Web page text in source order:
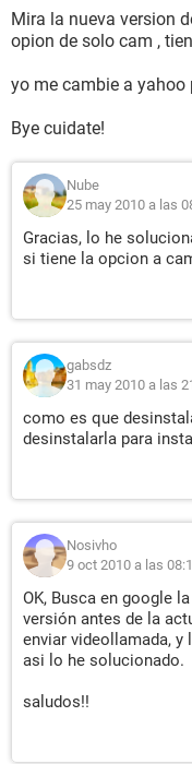
Mira la nueva version
opion de solo cam ,
yo me cambie a yahoo
Bye cuidate!
Nube
25 may 2010 a las
Gracias, lo he
si tiene la opcion a
gabsdz
31 may 2010 a las
como es que
desinstalarla para
Nosivho
9 oct 2010 a las
OK, Busca en google
versión antes de la
enviar videollamada,
asi lo he solucionado.
saludos!!